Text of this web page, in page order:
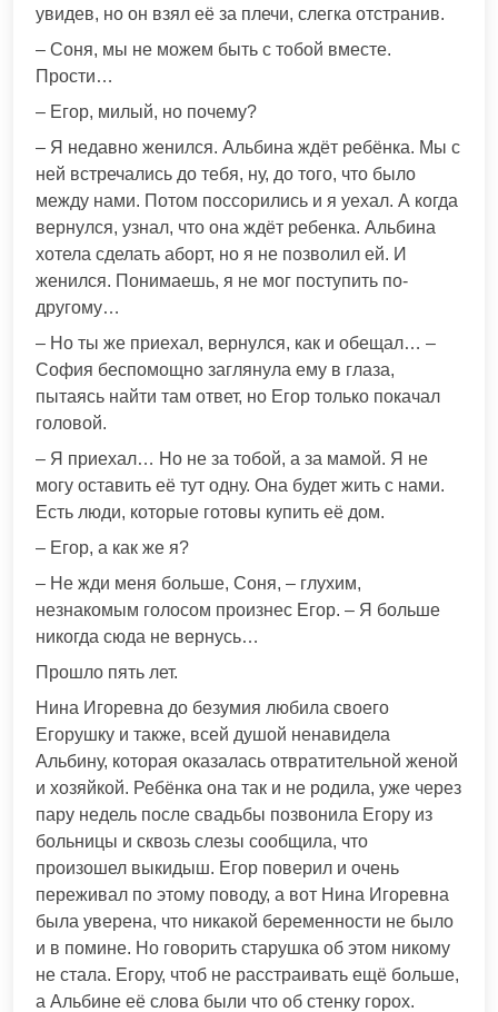
увидев, но он взял её за плечи, слегка отстранив.
– Соня, мы не можем быть с тобой вместе.
Прости…
– Егор, милый, но почему?
– Я недавно женился. Альбина ждёт ребёнка. Мы с
ней встречались до тебя, ну, до того, что было
между нами. Потом поссорились и я уехал. А когда
вернулся, узнал, что она ждёт ребенка. Альбина
хотела сделать аборт, но я не позволил ей. И
женился. Понимаешь, я не мог поступить по-
другому…
– Но ты же приехал, вернулся, как и обещал… –
София беспомощно заглянула ему в глаза,
пытаясь найти там ответ, но Егор только покачал
головой.
– Я приехал… Но не за тобой, а за мамой. Я не
могу оставить её тут одну. Она будет жить с нами.
Есть люди, которые готовы купить её дом.
– Егор, а как же я?
– Не жди меня больше, Соня, – глухим,
незнакомым голосом произнес Егор. – Я больше
никогда сюда не вернусь…
Прошло пять лет.
Нина Игоревна до безумия любила своего
Егорушку и также, всей душой ненавидела
Альбину, которая оказалась отвратительной женой
и хозяйкой. Ребёнка она так и не родила, уже через
пару недель после свадьбы позвонила Егору из
больницы и сквозь слезы сообщила, что
произошел выкидыш. Егор поверил и очень
переживал по этому поводу, а вот Нина Игоревна
была уверена, что никакой беременности не было
и в помине. Но говорить старушка об этом никому
не стала. Егору, чтоб не расстраивать ещё больше,
а Альбине её слова были что об стенку горох.